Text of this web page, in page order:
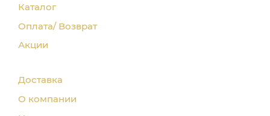
Каталог
Оплата/ Возврат
Акции
Доставка
О компании